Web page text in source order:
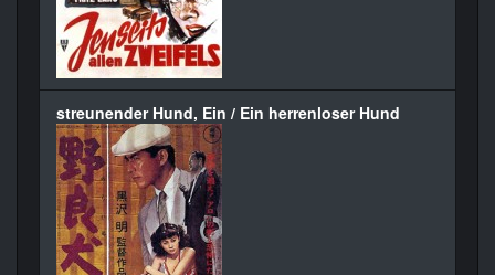
streunender Hund, Ein / Ein herrenloser Hund